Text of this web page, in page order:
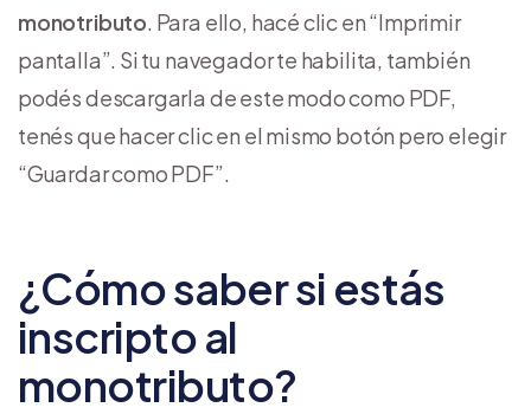
monotributo. Para ello, hacé clic en “Imprimir
pantalla”. Si tu navegador te habilita, también
podés descargarla de este modo como PDF,
tenés que hacer clic en el mismo botón pero elegir
“Guardar como PDF”.
¿Cómo saber si estás
inscripto al
monotributo?